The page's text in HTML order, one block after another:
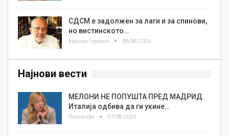
СДСМ е задолжен за лаги и за спинови,
но вистинското…
Бранко Героски 06/08/2026
Најнови вести
МЕЛОНИ НЕ ПОПУШТА ПРЕД МАДРИД
Италија одбива да ги укине…
Плусинфо 07/08/2026